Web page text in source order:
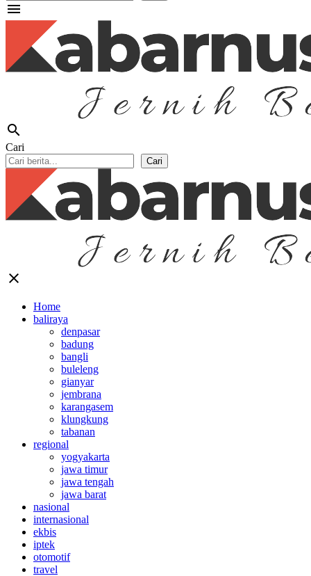
menu
search
Cari
Cari
close
Home
baliraya
denpasar
badung
bangli
buleleng
gianyar
jembrana
karangasem
klungkung
tabanan
regional
yogyakarta
jawa timur
jawa tengah
jawa barat
nasional
internasional
ekbis
iptek
otomotif
travel